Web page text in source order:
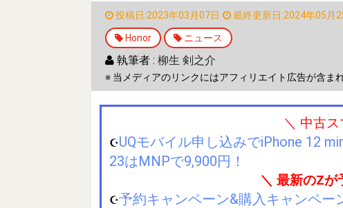
投稿日:2023年03月07日 最終更新日:2024年05月
Honor ニュース
執筆者 : 柳生 剣之介
※ 当メディアのリンクにはアフィリエイト広告が含ま
＼ 中古
☪️UQモバイル申し込みでiPhone 12
23はMNPで9,900円！
＼ 最新のZが
☪️予約キャンペーン&購入キャンペー